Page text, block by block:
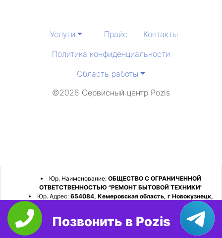
Услуги Прайс
Контакты
Политика конфиденциальности
Область работы
©2026 Сервисный центр Pozis
Юр. Наименование: ОБЩЕСТВО С ОГРАНИЧЕННОЙ
ОТВЕТСТВЕННОСТЬЮ "РЕМОНТ БЫТОВОЙ ТЕХНИКИ"
Юр. Адрес: 654084, Кемеровская область, г Новокузнецк,
р-н Орджоникидзевский, пр-кт Шахтеров, д. 31, кв. 2
ИНН: 4253052180 ОГРН: 1224200006128
Позвонить в Pozis